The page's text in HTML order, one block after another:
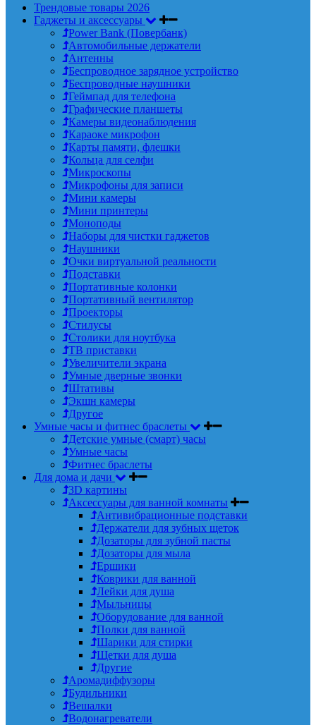
Трендовые товары 2026
Гаджеты и аксессуары
Power Bank (Повербанк)
Автомобильные держатели
Антенны
Беспроводное зарядное устройство
Беспроводные наушники
Геймпад для телефона
Графические планшеты
Камеры видеонаблюдения
Караоке микрофон
Карты памяти, флешки
Кольца для селфи
Микроскопы
Микрофоны для записи
Мини камеры
Мини принтеры
Моноподы
Наборы для чистки гаджетов
Наушники
Очки виртуальной реальности
Подставки
Портативные колонки
Портативный вентилятор
Проекторы
Стилусы
Столики для ноутбука
ТВ приставки
Увеличители экрана
Умные дверные звонки
Штативы
Экшн камеры
Другое
Умные часы и фитнес браслеты
Детские умные (смарт) часы
Умные часы
Фитнес браслеты
Для дома и дачи
3D картины
Аксессуары для ванной комнаты
Антивибрационные подставки
Держатели для зубных щеток
Дозаторы для зубной пасты
Дозаторы для мыла
Ершики
Коврики для ванной
Лейки для душа
Мыльницы
Оборудование для ванной
Полки для ванной
Шарики для стирки
Щетки для душа
Другие
Аромадиффузоры
Будильники
Вешалки
Водонагреватели